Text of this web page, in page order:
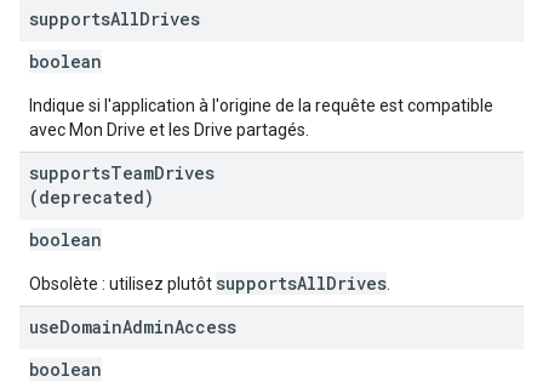
supportsAllDrives
boolean
Indique si l'application à l'origine de la requête est compatible
avec Mon Drive et les Drive partagés.
supportsTeamDrives
(deprecated)
boolean
Obsolète : utilisez plutôt supportsAllDrives
useDomainAdminAccess
boolean